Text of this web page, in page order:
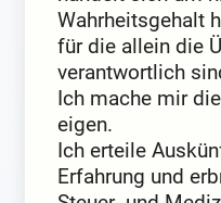
Wahrheitsgehalt
für die allein die
verantwortlich
Ich mache mir
eigen.
Ich erteile
Erfahrung und